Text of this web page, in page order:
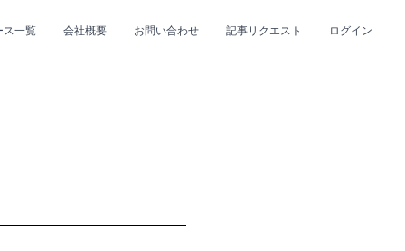
ス一覧 会社概要 お問い合わせ 記事リクエスト ログイン